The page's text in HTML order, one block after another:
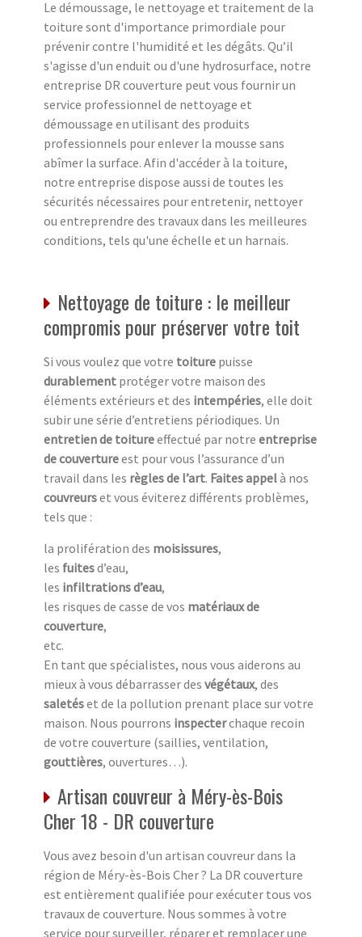
Le démoussage, le nettoyage et traitement de la
toiture sont d'importance primordiale pour
prévenir contre l'humidité et les dégâts. Qu’il
s'agisse d'un enduit ou d'une hydrosurface, notre
entreprise DR couverture peut vous fournir un
service professionnel de nettoyage et
démoussage en utilisant des produits
professionnels pour enlever la mousse sans
abîmer la surface. Afin d'accéder à la toiture,
notre entreprise dispose aussi de toutes les
sécurités nécessaires pour entretenir, nettoyer
ou entreprendre des travaux dans les meilleures
conditions, tels qu'une échelle et un harnais.
Nettoyage de toiture : le meilleur
compromis pour préserver votre toit
Si vous voulez que votre toiture puisse
durablement protéger votre maison des
éléments extérieurs et des intempéries, elle doit
subir une série d’entretiens périodiques. Un
entretien de toitureeffectué par notre entreprise
de couvertureest pour vous l’assurance d’un
travail dans les règles de l’art. Faites appelà nos
couvreurset vous éviterez différents problèmes,
tels que :
la prolifération des moisissures,
les fuitesd’eau,
les infiltrations d’eau,
les risques de casse de vos matériaux de
couverture,
etc.
En tant que spécialistes, nous vous aiderons au
mieux à vous débarrasser des végétaux, des
saletéset de la pollution prenant place sur votre
maison. Nous pourrons inspecterchaque recoin
de votre couverture (saillies, ventilation,
gouttières, ouvertures…).
Artisan couvreur à Méry-ès-Bois
Cher 18 - DR couverture
Vous avez besoin d'un artisan couvreur dans la
région de Méry-ès-Bois Cher ? La DR couverture
est entièrement qualifiée pour exécuter tous vos
travaux de couverture. Nous sommes à votre
service pour surveiller, réparer et remplacer une